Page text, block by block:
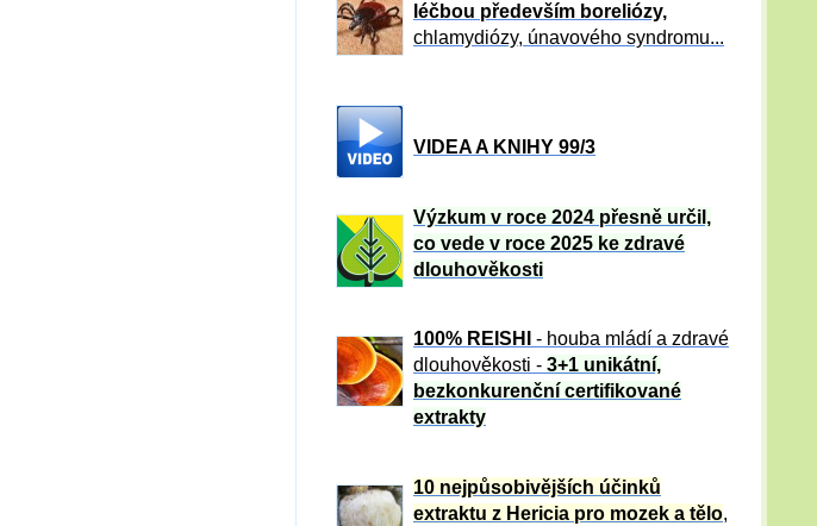
léčbou především boreliózy,
chlamydiózy, únavového syndromu...
VIDEA A KNIHY 99/3
Výzkum v roce 2024 přesně určil,
co vede v roce 2025 ke zdravé
dlouhověkosti
100% REISHI
- houba mládí a zdravé
dlouhověkosti - 3+1 unikátní,
bezkonkurenční certifikované
extrakty
10 nejpůsobivějších účinků
extraktu z Hericia pro mozek a tělo,